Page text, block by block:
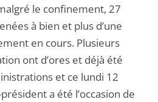
le confinement, 27
à bien et plus d’une
en cours. Plusieurs
ont d’ores et déjà été
et ce lundi 12
a été l’occasion de